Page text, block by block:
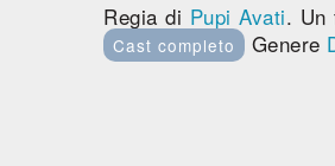
Regia di Pupi Avati. Un
Cast completo Genere